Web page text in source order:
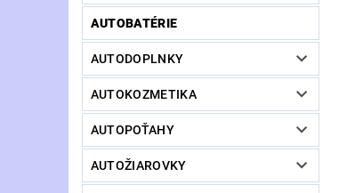
AUTOBATÉRIE
AUTODOPLNKY
AUTOKOZMETIKA
AUTOPOŤAHY
AUTOŽIAROVKY